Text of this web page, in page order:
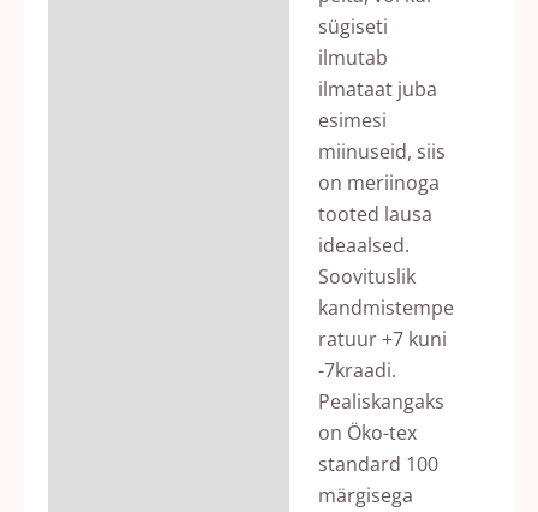
sügiseti
ilmutab
ilmataat juba
esimesi
miinuseid, siis
on meriinoga
tooted lausa
ideaalsed.
Soovituslik
kandmistempe
ratuur +7 kuni
-7kraadi.
Pealiskangaks
on Öko-tex
standard 100
märgisega